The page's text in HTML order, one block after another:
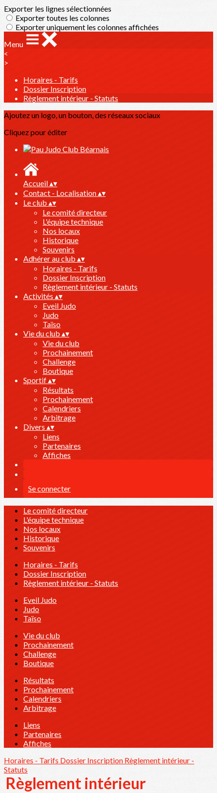
Exporter les lignes sélectionnées
Exporter toutes les colonnes
Exporter uniquement les colonnes affichées
Menu
<
>
Horaires - Tarifs
Dossier Inscription
Règlement intérieur - Statuts
Ajoutez un logo, un bouton, des réseaux sociaux
Cliquez pour éditer
Accueil▴▾
Contact - Localisation▴▾
Le club ▴▾
Le comité directeur
L'équipe technique
Nos locaux
Historique
Souvenirs
Adhérer au club ▴▾
Horaires - Tarifs
Dossier Inscription
Règlement intérieur - Statuts
Activités ▴▾
Eveil Judo
Judo
Taïso
Vie du club ▴▾
Vie du club
Prochainement
Challenge
Boutique
Sportif▴▾
Résultats
Prochainement
Calendriers
Arbitrage
Divers ▴▾
Liens
Partenaires
Affiches
Se connecter
Le comité directeur
L'équipe technique
Nos locaux
Historique
Souvenirs
Horaires - Tarifs
Dossier Inscription
Règlement intérieur - Statuts
Eveil Judo
Judo
Taïso
Vie du club
Prochainement
Challenge
Boutique
Résultats
Prochainement
Calendriers
Arbitrage
Liens
Partenaires
Affiches
Horaires - Tarifs Dossier Inscription Règlement intérieur -
Statuts
Règlement intérieur